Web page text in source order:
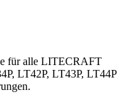
für alle LITECRAFT
LT42P, LT43P, LT44P